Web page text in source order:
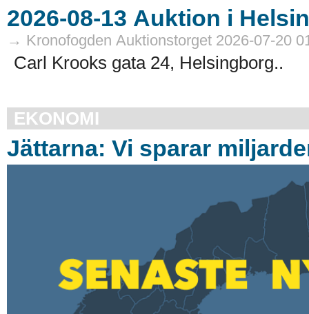
→ Kronofogden Auktionstorget 2026-07-20
Carl Krooks gata 24, Helsingborg..
EKONOMI
Jättarna: Vi sparar